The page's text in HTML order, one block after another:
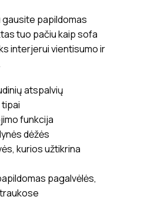
gausite papildomas
tuo pačiu kaip sofa
interjerui vientisumo ir
atspalvių
funkcija
dėžės
kurios užtikrina
pagalvėlės,